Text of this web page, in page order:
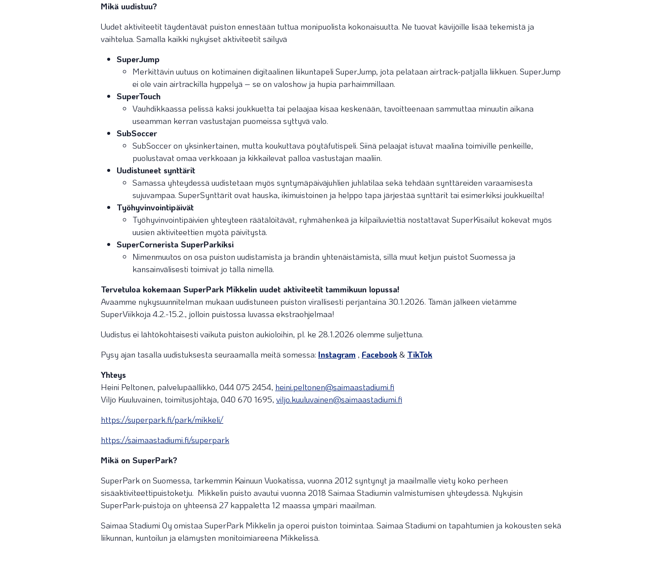
Mikä uudistuu?
Uudet aktiviteetit täydentävät puiston ennestään tuttua monipuolista kokonaisuutta. Ne tuovat kävijöille lisää tekemistä ja
vaihtelua. Samalla kaikki nykyiset aktiviteetit säilyvä
SuperJump
Merkittävin uutuus on kotimainen digitaalinen liikuntapeli SuperJump, jota pelataan airtrack-patjalla liikkuen. SuperJump
ei ole vain airtrackilla hyppelyä – se on valoshow ja hupia parhaimmillaan.
SuperTouch
Vauhdikkaassa pelissä kaksi joukkuetta tai pelaajaa kisaa keskenään, tavoitteenaan sammuttaa minuutin aikana
useamman kerran vastustajan puomeissa syttyvä valo.
SubSoccer
SubSoccer on yksinkertainen, mutta koukuttava pöytäfutispeli. Siinä pelaajat istuvat maalina toimiville penkeille,
puolustavat omaa verkkoaan ja kikkailevat palloa vastustajan maaliin.
Uudistuneet synttärit
Samassa yhteydessä uudistetaan myös syntymäpäiväjuhlien juhlatilaa sekä tehdään synttäreiden varaamisesta
sujuvampaa. SuperSynttärit ovat hauska, ikimuistoinen ja helppo tapa järjestää synttärit tai esimerkiksi joukkueilta!
Työhyvinvointipäivät
Työhyvinvointipäivien yhteyteen räätälöitävät, ryhmähenkeä ja kilpailuviettiä nostattavat SuperKisailut kokevat myös
uusien aktiviteettien myötä päivitystä.
SuperCornerista SuperParkiksi
Nimenmuutos on osa puiston uudistamista ja brändin yhtenäistämistä, sillä muut ketjun puistot Suomessa ja
kansainvälisesti toimivat jo tällä nimellä.
Tervetuloa kokemaan SuperPark Mikkelin uudet aktiviteetit tammikuun lopussa!
Avaamme nykysuunnitelman mukaan uudistuneen puiston virallisesti perjantaina 30.1.2026. Tämän jälkeen vietämme
SuperViikkoja 4.2.-15.2., jolloin puistossa luvassa ekstraohjelmaa!
Uudistus ei lähtökohtaisesti vaikuta puiston aukioloihin, pl. ke 28.1.2026 olemme suljettuna.
Pysy ajan tasalla uudistuksesta seuraamalla meitä somessa: Instagram , Facebook& TikTok
Yhteys
Heini Peltonen, palvelupäällikkö, 044 075 2454, heini.peltonen@saimaastadiumi.fi
Viljo Kuuluvainen, toimitusjohtaja, 040 670 1695, viljo.kuuluvainen@saimaastadiumi.fi
https://superpark.fi/park/mikkeli/
https://saimaastadiumi.fi/superpark
Mikä on SuperPark?
SuperPark on Suomessa, tarkemmin Kainuun Vuokatissa, vuonna 2012 syntynyt ja maailmalle viety koko perheen
sisäaktiviteettipuistoketju. Mikkelin puisto avautui vuonna 2018 Saimaa Stadiumin valmistumisen yhteydessä. Nykyisin
SuperPark-puistoja on yhteensä 27 kappaletta 12 maassa ympäri maailman.
Saimaa Stadiumi Oy omistaa SuperPark Mikkelin ja operoi puiston toimintaa. Saimaa Stadiumi on tapahtumien ja kokousten sekä
liikunnan, kuntoilun ja elämysten monitoimiareena Mikkelissä.